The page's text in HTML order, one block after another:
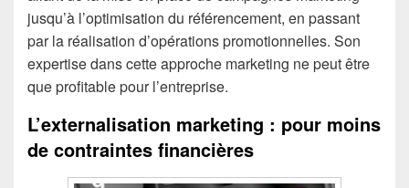
jusqu’à l’optimisation du référencement, en passant
par la réalisation d’opérations promotionnelles. Son
expertise dans cette approche marketing ne peut être
que profitable pour l’entreprise.
L’externalisation marketing : pour moins
de contraintes financières